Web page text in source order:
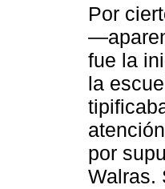
Por
fue la
la
por
Walras.